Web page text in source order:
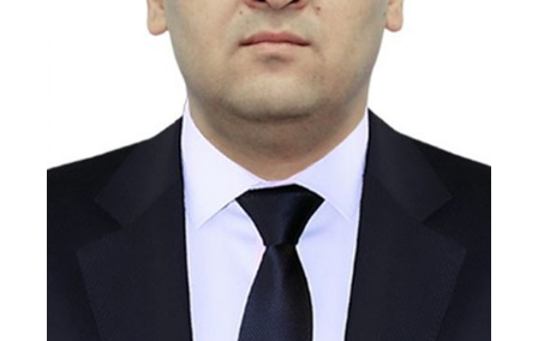
7. Call-center (4)
✉️ Adminga yozish